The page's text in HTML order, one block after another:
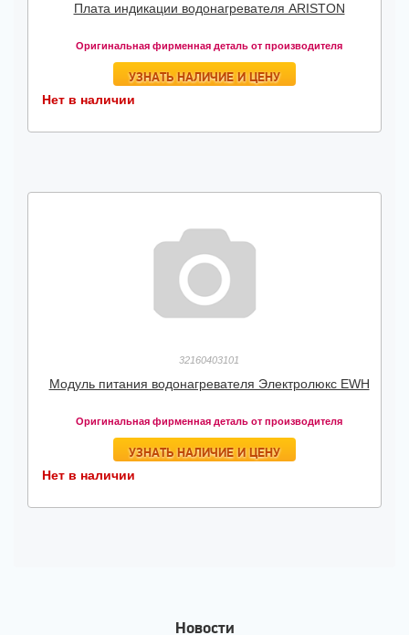
Плата индикации водонагревателя ARISTON
Оригинальная фирменная деталь от производителя
УЗНАТЬ НАЛИЧИЕ И ЦЕНУ
Нет в наличии
32160403101
Модуль питания водонагревателя Электролюкс EWH
Оригинальная фирменная деталь от производителя
УЗНАТЬ НАЛИЧИЕ И ЦЕНУ
Нет в наличии
Новости